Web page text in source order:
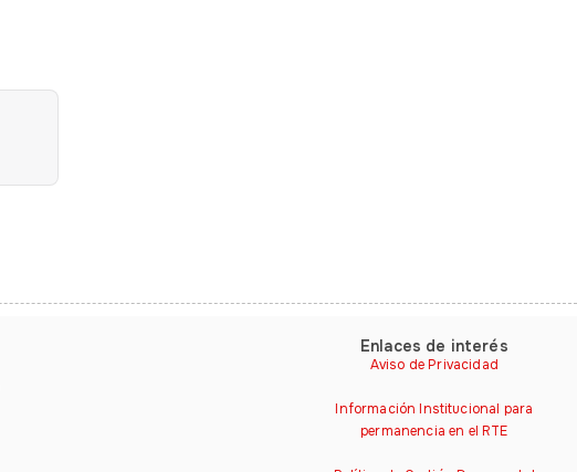
Enlaces de interés
Aviso de Privacidad
Información Institucional para
permanencia en el RTE